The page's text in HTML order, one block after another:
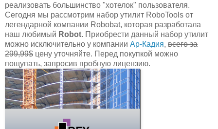
реализовать большинство "хотелок" пользователя.
Сегодня мы рассмотрим набор утилит RoboTools от
легендарной компании Robobat, которая разработала
наш любимый Robot. Приобрести данный набор утилит
можно исключительно у компании Ар-Кадия, всего за
299,99$ цену уточняйте. Перед покупкой можно
пощупать, запросив пробную лицензию.